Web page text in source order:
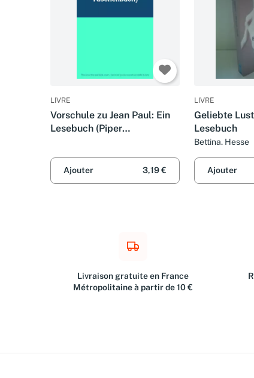
LIVRE
Vorschule zu Jean Paul: Ein
Lesebuch (Piper
Ajouter 3,19 €
LIVRE
Geliebte
Lesebuch
Bettina. Hesse
Ajouter
Livraison gratuite en France
Métropolitaine à partir de 10 €